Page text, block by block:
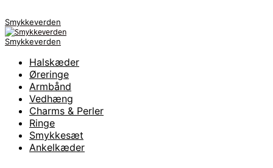
Smykkeverden
Smykkeverden
Halskæder
Øreringe
Armbånd
Vedhæng
Charms & Perler
Ringe
Smykkesæt
Ankelkæder